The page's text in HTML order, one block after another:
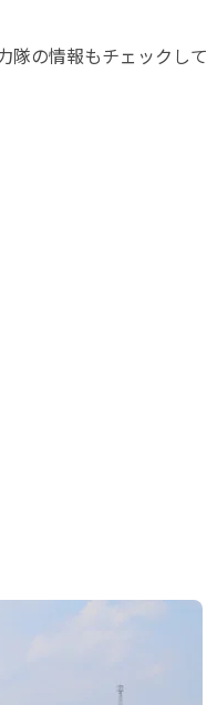
隊の情報もチェックして